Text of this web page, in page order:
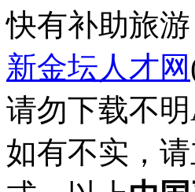
快有补助旅游
新金坛人才网
请勿下载不
如有不实，